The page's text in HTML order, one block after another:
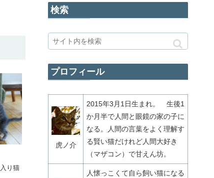
り猫
検索
プロフィール
虎ノ介
2015年3月1日生まれ。 生後1
か月半で人間と眼鏡の家の子に
なる。人間の言葉をよく理解す
る賢い猫だけれど人間大好き
（マザコン）で甘えん坊。
人懐っこくて自ら飼い猫になる